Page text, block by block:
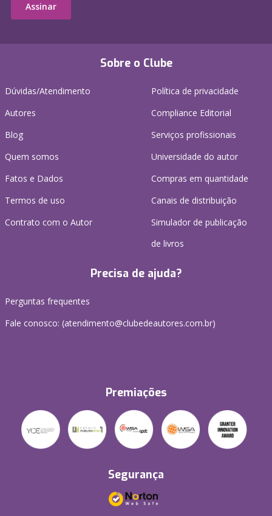
Sobre o Clube
Dúvidas/Atendimento
Autores
Blog
Quem somos
Fatos e Dados
Termos de uso
Contrato com o Autor
Política de privacidade
Compliance Editorial
Serviços profissionais
Universidade do autor
Compras em quantidade
Canais de distribuição
Simulador de publicação
de livros
Precisa de ajuda?
Perguntas frequentes
Fale conosco: (atendimento@clubedeautores.com.br)
Premiações
Segurança
Assinar